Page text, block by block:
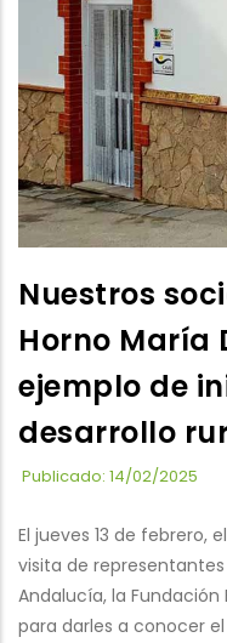
Nuestros
Horno María
ejemplo de
desarrollo
Publicado: 14/02/2025
El jueves 13 de febrero,
visita de
Andalucía, la Fundación
para darles a conocer el